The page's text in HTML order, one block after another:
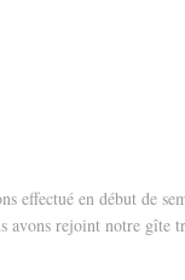
effectué en début de
rejoint notre gîte